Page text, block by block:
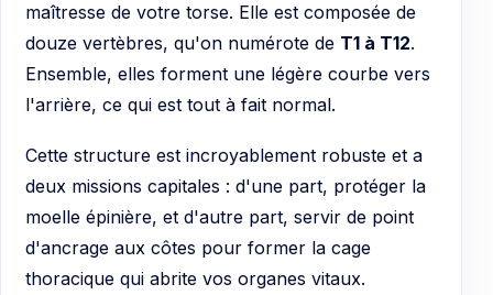
maîtresse de votre torse. Elle est composée de
douze vertèbres, qu'on numérote de T1 à T12.
Ensemble, elles forment une légère courbe vers
l'arrière, ce qui est tout à fait normal.
Cette structure est incroyablement robuste et a
deux missions capitales : d'une part, protéger la
moelle épinière, et d'autre part, servir de point
d'ancrage aux côtes pour former la cage
thoracique qui abrite vos organes vitaux.